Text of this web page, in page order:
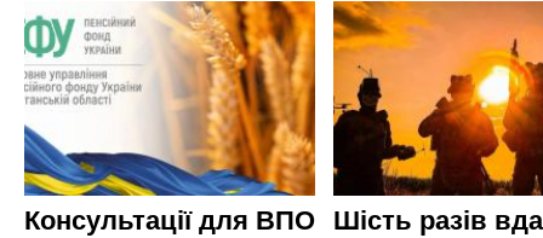
Консультації для ВПО
Шість разів